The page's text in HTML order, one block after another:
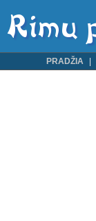
PRADŽIA